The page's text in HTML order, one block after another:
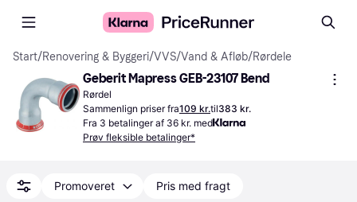
Start/Renovering & Byggeri/VVS/Vand & Afløb/Rørdele
Geberit Mapress GEB-23107 Bend
Rørdel
Sammenlign priser fra109 kr.til383 kr.
Fra 3 betalinger af 36 kr. med
Prøv fleksible betalinger*
Promoveret Pris med fragt